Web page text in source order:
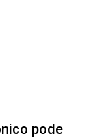
pode